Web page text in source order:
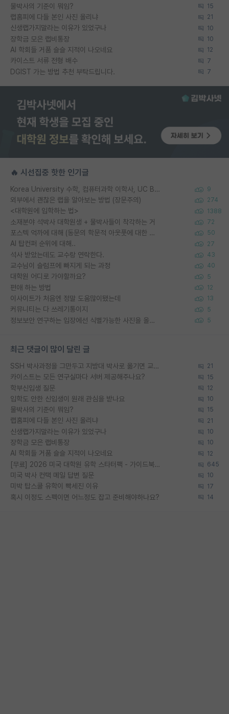
물박사의 기준이 뭐임? 15
랩홈피에 다들 본인 사진 올리냐 21
신생랩가지말라는 이유가 있었구나 10
장학금 모은 랩비통장 10
AI 학회들 거품 슬슬 지적이 나오네요 12
카이스트 서류 전형 배수 7
DGIST 가는 방법 추천 부탁드립니다. 7
🔥 시선집중 핫한 인기글
Korea University 수학, 컴퓨터과학 이학사, UC Berkeley 산업공학 대학원 공학박사가 되는 것은 쉽지 않겠죠? 9
외부에서 괜찮은 랩을 알아보는 방법 (장문주의) 274
<대학원에 입학하는 법> 1388
소재분야 석박사 대학원생 + 물박사들이 착각하는 거 72
포스텍 억까에 대해 (동문의 학문적 아웃풋에 대한 반박) 50
AI 탑컨퍼 순위에 대해.. 27
석사 받았는데도 교수랑 연락한다. 43
교수님이 슬럼프에 빠지게 되는 과정 40
대학원 어디로 가야할까요? 5
편애 하는 방법 12
이사이트가 처음엔 정말 도움많이됐는데 13
커뮤니티는 다 쓰레기통이지 5
정보보안 연구하는 입장에선 식별가능한 사진을 올리는건 비추이긴함 5
최근 댓글이 많이 달린 글
SSH 박사과정을 그만두고 지방대 박사로 옮기면 교수의 꿈은 끝일까요? 21
카이스트는 모든 연구실마다 서버 제공해주나요? 15
학부신입생 질문 12
입학도 안한 신입생이 원래 관심을 받나요 10
물박사의 기준이 뭐임? 15
랩홈피에 다들 본인 사진 올리냐 21
신생랩가지말라는 이유가 있었구나 10
장학금 모은 랩비통장 10
AI 학회들 거품 슬슬 지적이 나오네요 12
[무료] 2026 미국 대학원 유학 스타터팩 - 가이드북 & 합격자 컨택메일 템플릿 645
미국 박사 컨택 메일 답변 질문 10
미박 탑스쿨 유학이 빡세진 이유 17
혹시 이정도 스펙이면 어느정도 잡고 준비해야하나요? 14